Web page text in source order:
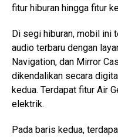
fitur hiburan hingga fitur
Di segi hiburan, mobil ini
audio terbaru dengan
Navigation, dan Mirror
dikendalikan secara
kedua. Terdapat fitur Air
elektrik.
Pada baris kedua,